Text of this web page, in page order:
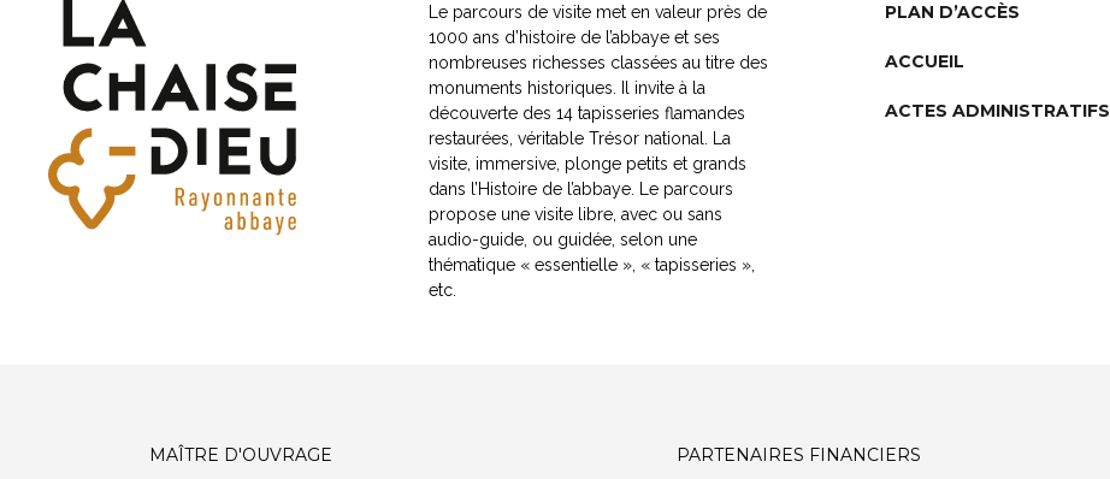
Le parcours de visite met en valeur près de
1000 ans d’histoire de l’abbaye et ses
nombreuses richesses classées au titre des
monuments historiques. Il invite à la
découverte des 14 tapisseries flamandes
restaurées, véritable Trésor national. La
visite, immersive, plonge petits et grands
dans l’Histoire de l’abbaye. Le parcours
propose une visite libre, avec ou sans
audio-guide, ou guidée, selon une
thématique « essentielle », « tapisseries »,
etc.
PLAN D’ACCÈS
ACCUEIL
ACTES ADMINISTRATIFS
MAÎTRE D'OUVRAGE PARTENAIRES FINANCIERS